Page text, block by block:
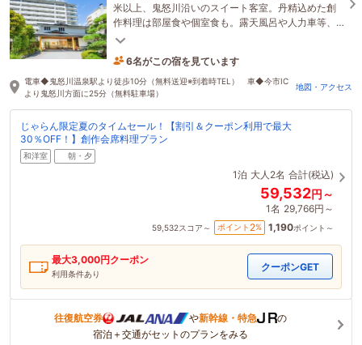
米以上、鬼怒川沿いのスイート客室。丹精込めた創
作料理は部屋食や個室食も。露天風呂や人力車等、
多彩なおもてなしでお迎え致します。
6名がこの宿を見ています
10分前に予約されました
電車◆鬼怒川温泉駅より徒歩10分（無料送迎※到着時TEL） 車◆今市IC
より鬼怒川方面に25分（無料駐車場）
地図・アクセス
じゃらん限定夏のタイムセール！【割引＆クーポン利用で最大
30％OFF！】創作会席料理プラン
和洋室 朝・夕
1泊 大人2名 合計(税込)
59,532円～
1名 29,766円～
59,532スコア～ ポイント 2% 1,190ポイント～
最大3,000円クーポン
利用条件あり
クーポンGET
往復航空券 や新幹線・特急
の
宿泊＋交通がセットのプランをみる